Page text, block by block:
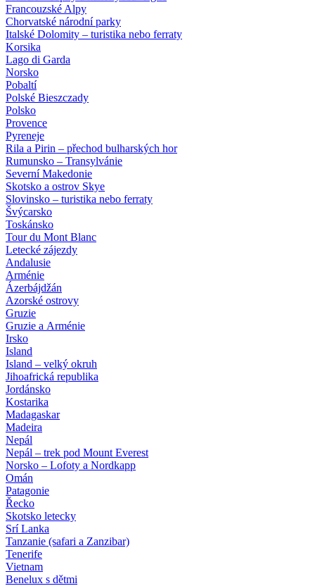
Francouzské Alpy
Chorvatské národní parky
Italské Dolomity – turistika nebo ferraty
Korsika
Lago di Garda
Norsko
Pobaltí
Polské Bieszczady
Polsko
Provence
Pyreneje
Rila a Pirin – přechod bulharských hor
Rumunsko – Transylvánie
Severní Makedonie
Skotsko a ostrov Skye
Slovinsko – turistika nebo ferraty
Švýcarsko
Toskánsko
Tour du Mont Blanc
Letecké zájezdy
Andalusie
Arménie
Ázerbájdžán
Azorské ostrovy
Gruzie
Gruzie a Arménie
Irsko
Island
Island – velký okruh
Jihoafrická republika
Jordánsko
Kostarika
Madagaskar
Madeira
Nepál
Nepál – trek pod Mount Everest
Norsko – Lofoty a Nordkapp
Omán
Patagonie
Řecko
Skotsko letecky
Srí Lanka
Tanzanie (safari a Zanzibar)
Tenerife
Vietnam
Benelux s dětmi